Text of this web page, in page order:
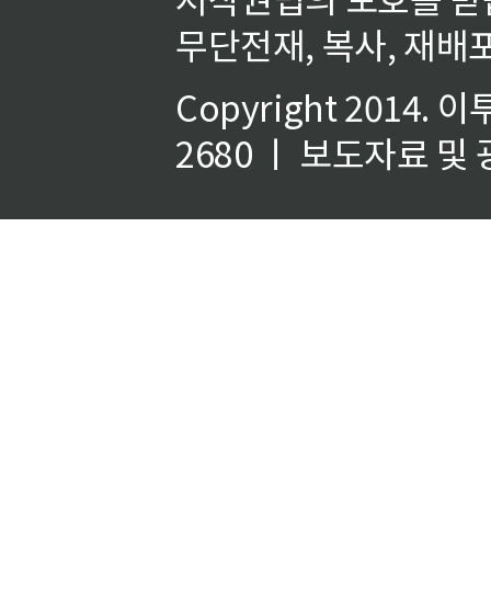
무단전재, 복사, 재배
Copyright 2014. 이
2680 ㅣ 보도자료